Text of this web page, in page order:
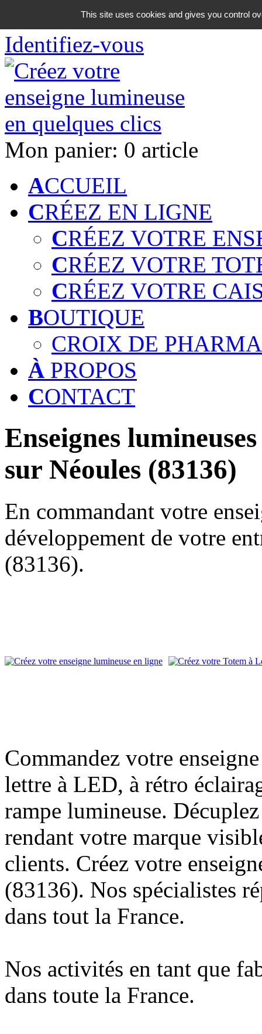
06 18 42 08 59
Identifiez-vous
Mon panier: 0 article
ACCUEIL
CRÉEZ EN LIGNE
CRÉEZ VOTRE
CRÉEZ VOTRE
CRÉEZ VOTRE
BOUTIQUE
CROIX DE
À PROPOS
CONTACT
Enseignes
sur Néoules (83136)
En commandant votre
développement de votre
(83136).
Commandez votre
lettre à LED, à rétro
rampe lumineuse.
rendant votre marque
clients. Créez votre
(83136). Nos spécialistes
dans tout la France.
Nos activités en tant que
dans toute la France.
This site uses cookies and gives you control